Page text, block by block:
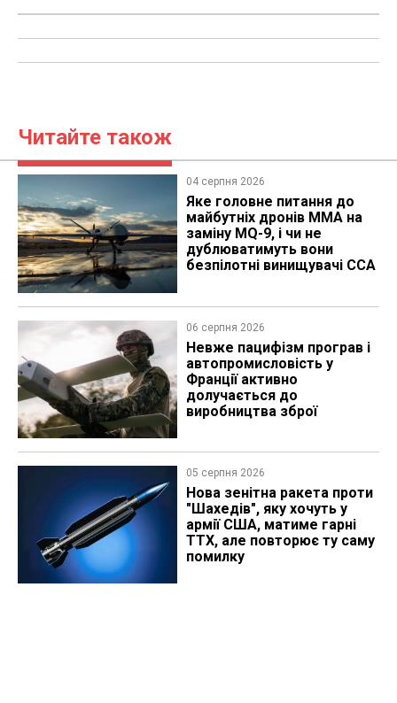
Читайте також
04 серпня 2026
Яке головне питання до
майбутніх дронів MMA на
заміну MQ-9, і чи не
дублюватимуть вони
безпілотні винищувачі CCA
06 серпня 2026
Невже пацифізм програв і
автопромисловість у
Франції активно
долучається до
виробництва зброї
05 серпня 2026
Нова зенітна ракета проти
"Шахедів", яку хочуть у
армії США, матиме гарні
ТТХ, але повторює ту саму
помилку